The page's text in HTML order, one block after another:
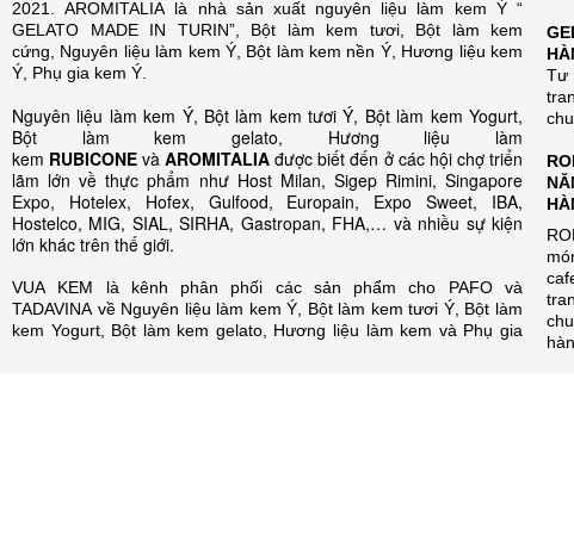
2021. AROMITALIA là nhà sản xuất nguyên liệu làm kem Ý “
GELATO MADE IN TURIN”, Bột làm kem tươi, Bột làm kem
cứng, Nguyên liệu làm kem Ý, Bột làm kem nền Ý, Hương liệu kem
Ý, Phụ gia kem Ý.
Nguyên liệu làm kem Ý, Bột làm kem tươi Ý, Bột làm kem Yogurt,
Bột làm kem gelato, Hương liệu làm
kem RUBICONE và AROMITALIA được biết đến ở các hội chợ triển
lãm lớn về thực phẩm như Host Milan, Sigep Rimini, Singapore
Expo, Hotelex, Hofex, Gulfood, Europain, Expo Sweet, IBA,
Hostelco, MIG, SIAL, SIRHA, Gastropan, FHA,… và nhiều sự kiện
lớn khác trên thế giới.
VUA KEM là kênh phân phối các sản phẩm cho PAFO và
TADAVINA về Nguyên liệu làm kem Ý, Bột làm kem tươi Ý, Bột làm
kem Yogurt, Bột làm kem gelato, Hương liệu làm kem và Phụ gia
Tư